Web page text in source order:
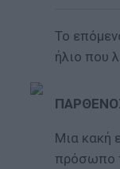
Το
ήλιο που
Μια κακή
πρόσωπο